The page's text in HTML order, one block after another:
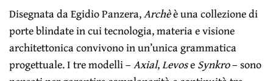
Disegnata da Egidio Panzera,Archèè una collezione di
porte blindate in cui tecnologia, materia e visione
architettonica convivono in un’unica grammatica
progettuale. I tre modelli –Axial,LevoseSynkro– sono